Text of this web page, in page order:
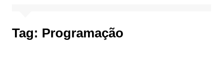
Tag: Programação